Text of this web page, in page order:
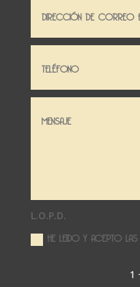
L.O.P.D.
HE LEIDO Y ACEPTO
1